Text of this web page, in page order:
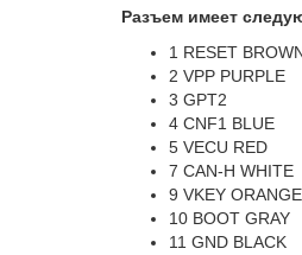
Разъем имеет
1 RESET
2 VPP PURPLE
3 GPT2
4 CNF1 BLUE
5 VECU RED
7 CAN-H WHITE
9 VKEY ORANGE
10 BOOT GRAY
11 GND BLACK